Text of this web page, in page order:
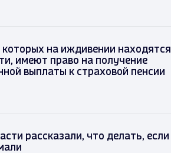
которых на иждивении находятся
имеют право на получение
выплаты к страховой пенсии
рассказали, что делать, если